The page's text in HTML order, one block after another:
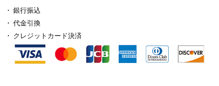
銀行振込
代金引換
クレジットカード決済